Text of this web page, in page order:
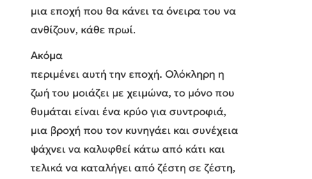
μια εποχή που θα κάνει τα όνειρα του να
ανθίζουν, κάθε πρωί.
Ακόμα
περιμένει αυτή την εποχή. Ολόκληρη η
ζωή του μοιάζει με χειμώνα, το μόνο που
θυμάται είναι ένα κρύο για συντροφιά,
μια βροχή που τον κυνηγάει και συνέχεια
ψάχνει να καλυφθεί κάτω από κάτι και
τελικά να καταλήγει από ζέστη σε ζέστη,